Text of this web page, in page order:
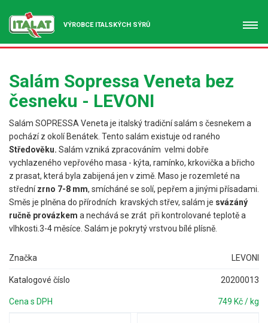
VÝROBCE ITALSKÝCH SÝRŮ
Salám Sopressa Veneta bez
česneku - LEVONI
Salám SOPRESSA Veneta je italský tradiční salám s česnekem a
pochází z okolí Benátek. Tento salám existuje od raného
Středověku. Salám vzniká zpracováním velmi dobře
vychlazeného vepřového masa - kýta, ramínko, krkovička a břicho
z prasat, která byla zabijená jen v zimě. Maso je rozemleté na
střednízrno 7-8 mm, smícháné se solí, pepřem a jinými přísadami.
Směs je plněna do přírodních kravských střev, salám je svázáný
ručně provázkem a nechává se zrát při kontrolované teplotě a
vlhkosti.3-4 měsíce. Salám je pokrytý vrstvou bílé plísně.
Značka LEVONI
Katalogové číslo 20200013
Cena s DPH 749 Kč / kg